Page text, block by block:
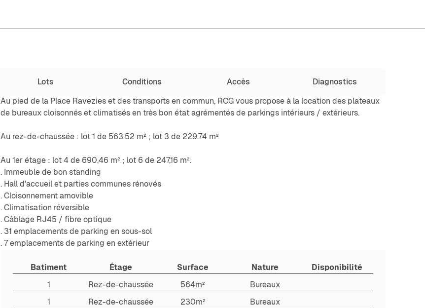
Lots Conditions Accès Diagnostics
Au pied de la Place Ravezies et des transports en commun, RCG vous propose à la location des plateaux
de bureaux cloisonnés et climatisés en très bon état agrémentés de parkings intérieurs / extérieurs.
Au rez-de-chaussée : lot 1 de 563.52 m² ; lot 3 de 229.74 m²
Au 1er étage : lot 4 de 690,46 m² ; lot 6 de 247,16 m².
. Immeuble de bon standing
. Hall d'accueil et parties communes rénovés
. Cloisonnement amovible
. Climatisation réversible
. Câblage RJ45 / fibre optique
. 31 emplacements de parking en sous-sol
. 7 emplacements de parking en extérieur
Batiment Étage Surface Nature
Disponibilité
1
Rez-de-chaussée 564m²
Bureaux
1
Rez-de-chaussée 230m²
Bureaux